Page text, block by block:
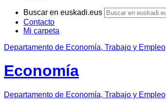
Buscar en euskadi.eus
Contacto
Mi carpeta
Departamento de Economía, Trabajo y Empleo
Economía
Departamento de Economía, Trabajo y Empleo